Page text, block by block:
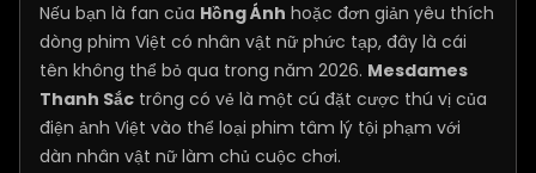
Nếu bạn là fan của Hồng Ánh hoặc đơn giản yêu thích
dòng phim Việt có nhân vật nữ phức tạp, đây là cái
tên không thể bỏ qua trong năm 2026. Mesdames
Thanh Sắc trông có vẻ là một cú đặt cược thú vị của
điện ảnh Việt vào thể loại phim tâm lý tội phạm với
dàn nhân vật nữ làm chủ cuộc chơi.